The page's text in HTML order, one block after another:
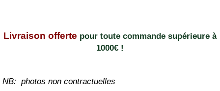
Livraison offerte pour toute commande supérieure à
1000€ !
NB: photos non contractuelles